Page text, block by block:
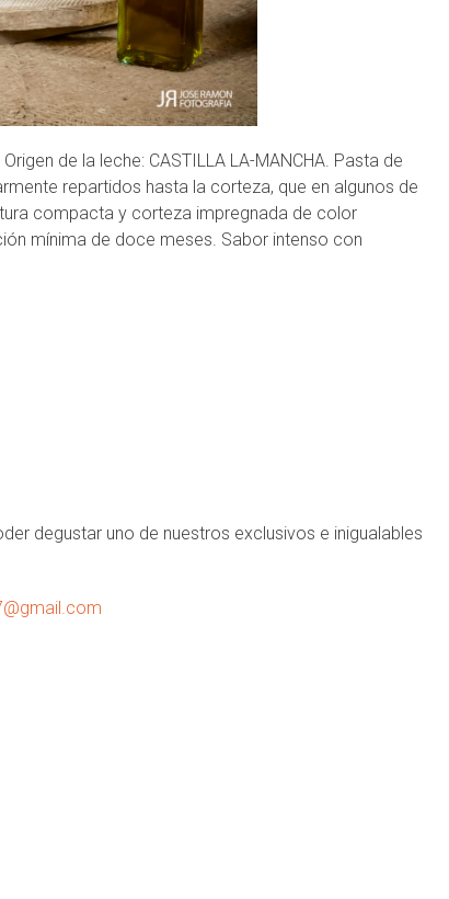
de la leche: CASTILLA LA-MANCHA. Pasta de
repartidos hasta la corteza, que en algunos de
compacta y corteza impregnada de color
mínima de doce meses. Sabor intenso con
degustar uno de nuestros exclusivos e inigualables